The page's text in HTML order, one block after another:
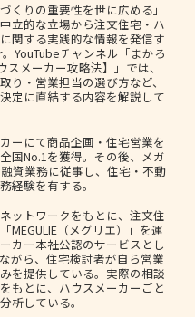
くりの重要性を世に広める」
立的な立場から注文住宅・ハ
関する実践的な情報を発信す
YouTubeチャンネル「まかろ
スメーカー攻略法】」では、
り・営業担当の選び方など、
定に直結する内容を解説して
ーにて商品企画・住宅営業を
国No.1を獲得。その後、メガ
資業務に従事し、住宅・不動
経験を有する。
ットワークをもとに、注文住
MEGULIE（メグリエ）」を運
カー本社公認のサービスとし
がら、住宅検討者が自ら営業
を提供している。実際の相談
もとに、ハウスメーカーごと
析している。